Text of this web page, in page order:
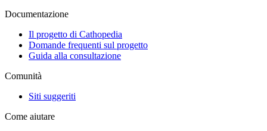
Documentazione
Il progetto di Cathopedia
Domande frequenti sul progetto
Guida alla consultazione
Comunità
Siti suggeriti
Come aiutare